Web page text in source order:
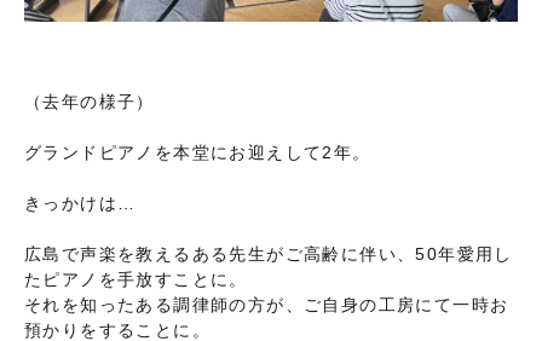
（去年の様子）
グランドピアノを本堂にお迎えして2年。
きっかけは…
広島で声楽を教えるある先生がご高齢に伴い、50年愛用し
たピアノを手放すことに。
それを知ったある調律師の方が、ご自身の工房にて一時お
預かりをすることに。